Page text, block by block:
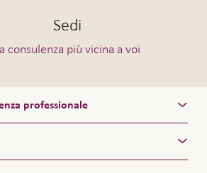
Sedi
consulenza più vicina a voi
professionale